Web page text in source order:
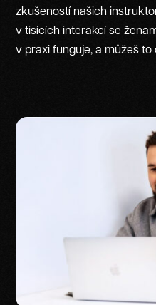
zkušeností našich
v tisících interakcí se
v praxi funguje, a můžeš to